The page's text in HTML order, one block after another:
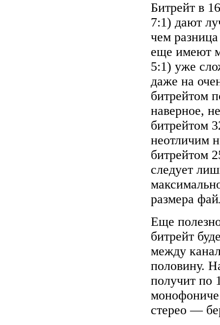
Битрейт в
7:1) дают
чем
еще имеют
5:1) уже
даже на
битрейтом
наверное,
битрейтом
неотличим
битрейтом
следует
размера
Еще
битрейт
между
половину.
получит по
стерео —